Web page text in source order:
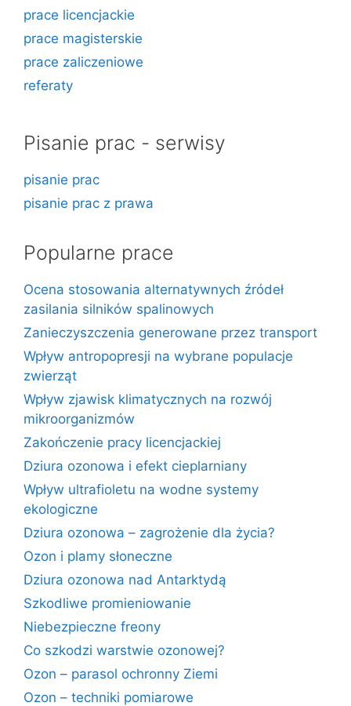
prace licencjackie
prace magisterskie
prace zaliczeniowe
referaty
Pisanie prac - serwisy
pisanie prac
pisanie prac z prawa
Popularne prace
Ocena stosowania alternatywnych źródeł
zasilania silników spalinowych
Zanieczyszczenia generowane przez transport
Wpływ antropopresji na wybrane populacje
zwierząt
Wpływ zjawisk klimatycznych na rozwój
mikroorganizmów
Zakończenie pracy licencjackiej
Dziura ozonowa i efekt cieplarniany
Wpływ ultrafioletu na wodne systemy
ekologiczne
Dziura ozonowa – zagrożenie dla życia?
Ozon i plamy słoneczne
Dziura ozonowa nad Antarktydą
Szkodliwe promieniowanie
Niebezpieczne freony
Co szkodzi warstwie ozonowej?
Ozon – parasol ochronny Ziemi
Ozon – techniki pomiarowe